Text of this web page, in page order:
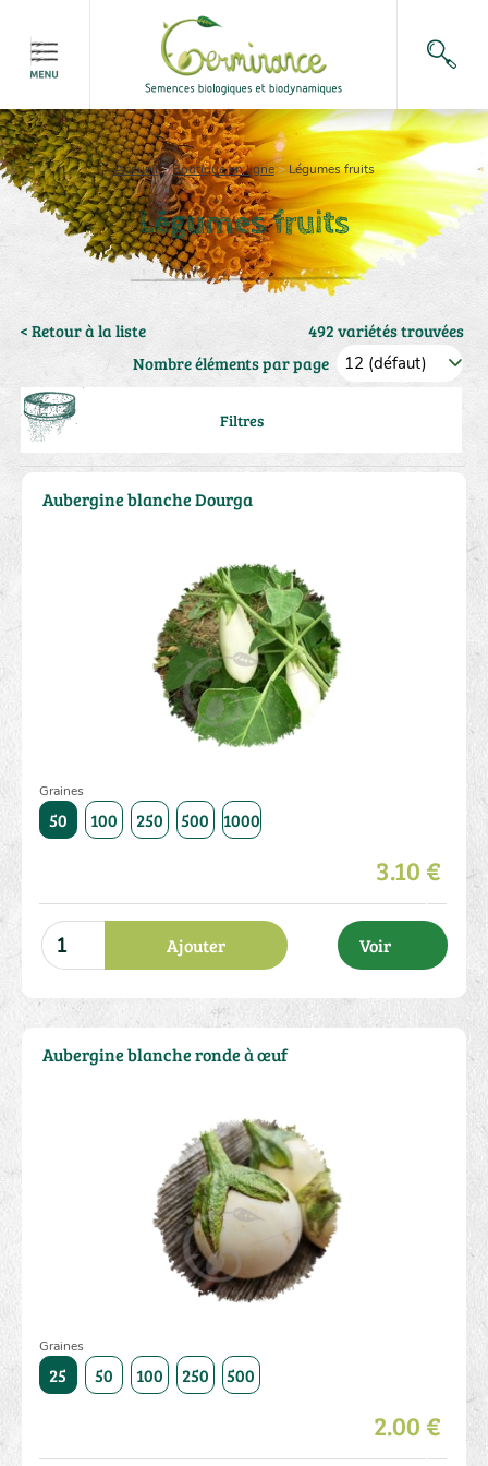
Accueil>Boutique en ligne> Légumes fruits
Légumes fruits
< Retour à la liste
492 variétés trouvées
Nombre éléments par page
Filtres
Graines
50 100 250 500 1000
3.10 €
Ajouter Voir
Aubergine blanche Dourga
Graines
25 50 100 250 500
2.00 €
Aubergine blanche ronde à œuf